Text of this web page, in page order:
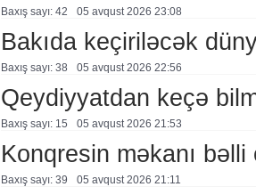
Baxış sayı: 42 05 avqust 2026 23:08
Bakıda keçiriləcək
Baxış sayı: 38 05 avqust 2026 22:56
Qeydiyyatdan keçə
Baxış sayı: 15 05 avqust 2026 21:53
Konqresin məkanı bəlli
Baxış sayı: 39 05 avqust 2026 21:11